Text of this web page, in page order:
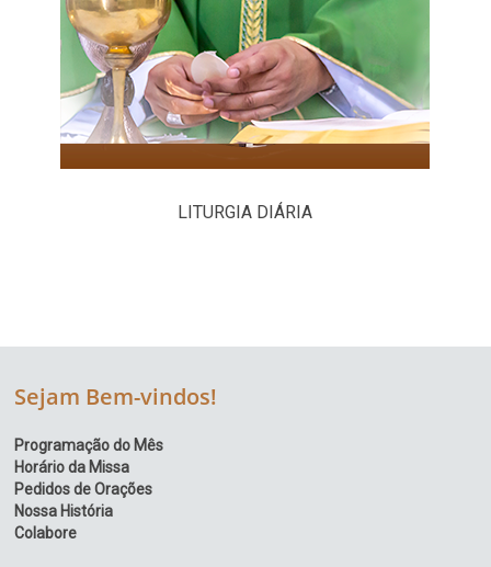
LITURGIA DIÁRIA
Sejam Bem-vindos!
Programação do Mês
Horário da Missa
Pedidos de Orações
Nossa História
Colabore